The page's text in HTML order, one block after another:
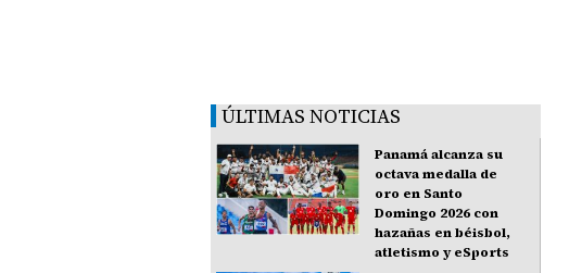
ÚLTIMAS NOTICIAS
Panamá alcanza su
octava medalla de
oro en Santo
Domingo 2026 con
hazañas en béisbol,
atletismo y eSports